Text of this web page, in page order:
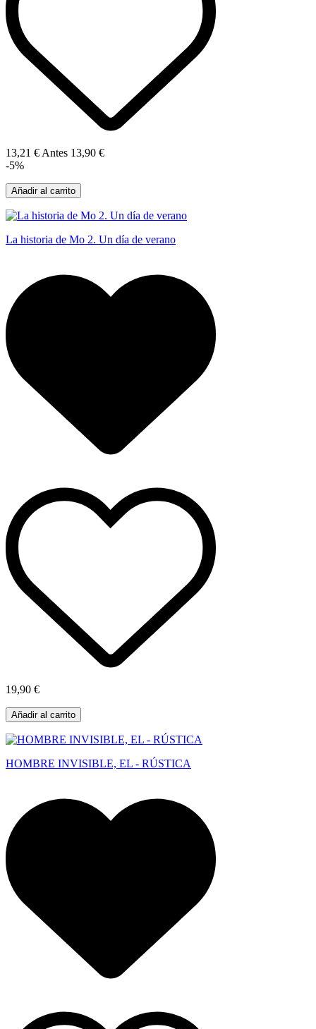
13,21 €Antes 13,90 €
-5%
Añadir al carrito
La historia de Mo 2. Un día de verano
19,90 €
Añadir al carrito
HOMBRE INVISIBLE, EL - RÚSTICA